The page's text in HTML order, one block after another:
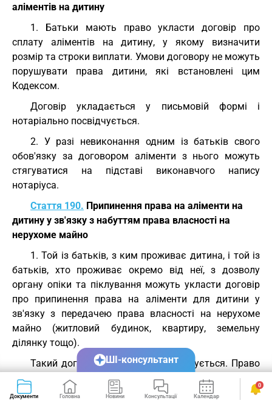
аліментів на дитину
1. Батьки мають право укласти договір про
сплату аліментів на дитину, у якому визначити
розмір та строки виплати. Умови договору не можуть
порушувати права дитини, які встановлені цим
Кодексом.
Договір укладається у письмовій формі і
нотаріально посвідчується.
2. У разі невиконання одним із батьків свого
обов'язку за договором аліменти з нього можуть
стягуватися на підставі виконавчого напису
нотаріуса.
Стаття 190. Припинення права на аліменти на
дитину у зв'язку з набуттям права власності на
нерухоме майно
1. Той із батьків, з ким проживає дитина, і той із
батьків, хто проживає окремо від неї, з дозволу
органу опіки та піклування можуть укласти договір
про припинення права на аліменти для дитини у
зв'язку з передачею права власності на нерухоме
майно (житловий будинок, квартиру, земельну
ділянку тощо).
Такий договір нотаріально посвідчується. Право
власності на нерухоме майно за таким договором
виникає з моменту державної реєстрації цього права
Документи Головна Новини Консультації Календар Сервіси
0
ШІ-консультант